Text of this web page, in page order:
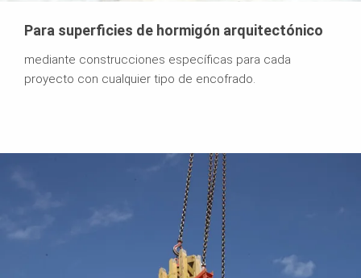
Para superficies de hormigón arquitectónico
mediante construcciones específicas para cada
proyecto con cualquier tipo de encofrado.